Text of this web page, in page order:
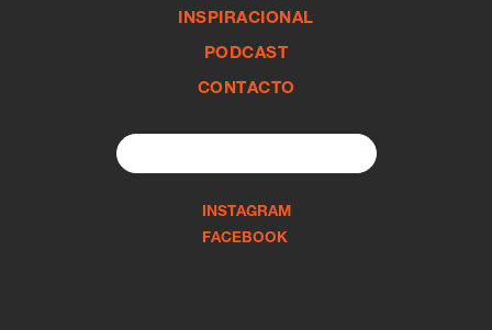
INSPIRACIONAL
PODCAST
CONTACTO
for:
INSTAGRAM
FACEBOOK